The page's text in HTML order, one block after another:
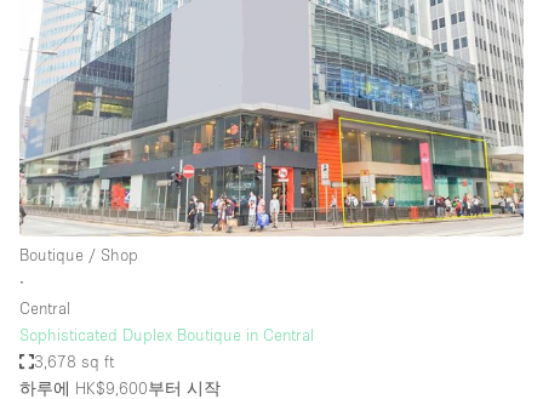
Garden
Garment Rack
Ground Floor
Handicap Accessible
Haussmann Style
Heating
Industrial
Kitchen
Large Door Entrance
Boutique / Shop
∙
Central
Sophisticated Duplex Boutique in Central
3,678 sq ft
하루에 HK$9,600부터 시작